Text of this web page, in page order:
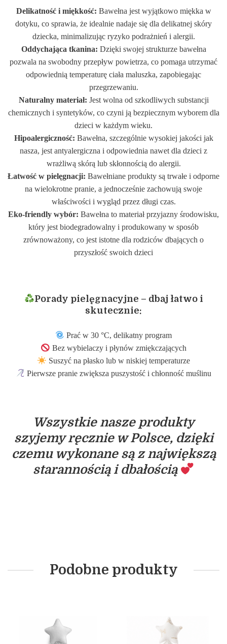
Delikatność i miękkość: Bawełna jest wyjątkowo miękka w
dotyku, co sprawia, że idealnie nadaje się dla delikatnej skóry
dziecka, minimalizując ryzyko podrażnień i alergii.
Oddychająca tkanina: Dzięki swojej strukturze bawełna
pozwala na swobodny przepływ powietrza, co pomaga utrzymać
odpowiednią temperaturę ciała maluszka, zapobiegając
przegrzewaniu.
Naturalny materiał: Jest wolna od szkodliwych substancji
chemicznych i syntetyków, co czyni ją bezpiecznym wyborem dla
dzieci w każdym wieku.
Hipoalergiczność: Bawełna, szczególnie wysokiej jakości jak
nasza, jest antyalergiczna i odpowiednia nawet dla dzieci z
wrażliwą skórą lub skłonnością do alergii.
Łatwość w pielęgnacji: Bawełniane produkty są trwałe i odporne
na wielokrotne pranie, a jednocześnie zachowują swoje
właściwości i wygląd przez długi czas.
Eko-friendly wybór: Bawełna to materiał przyjazny środowisku,
który jest biodegradowalny i produkowany w sposób
zrównoważony, co jest istotne dla rodziców dbających o
przyszłość swoich dzieci
Porady pielęgnacyjne – dbaj łatwo i
skutecznie:
Prać w 30 °C, delikatny program
Bez wybielaczy i płynów zmiękczających
Suszyć na płasko lub w niskiej temperaturze
Pierwsze pranie zwiększa puszystość i chłonność muślinu
Wszystkie nasze produkty
szyjemy ręcznie w Polsce, dzięki
czemu wykonane są z największą
starannością i dbałością
Podobne produkty